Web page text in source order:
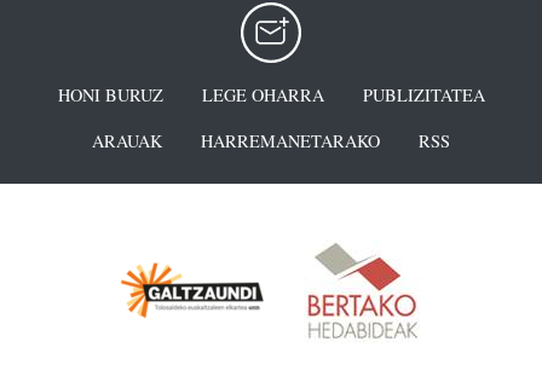
HONI BURUZ LEGE OHARRA
PUBLIZITATEA
ARAUAK
HARREMANETARAKO RSS